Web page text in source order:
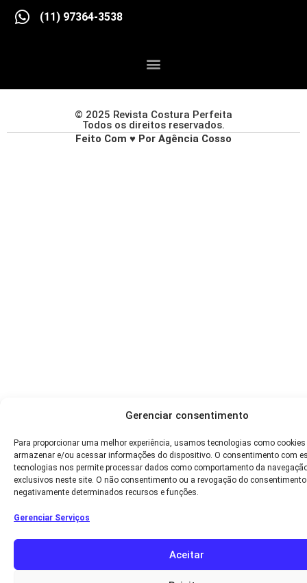
Gerenciar consentimento
Para proporcionar uma melhor experiência, usamos tecnologias como cookies
armazenar e/ou acessar informações do dispositivo. O consentimento com
tecnologias nos permite processar dados como comportamento da
exclusivos neste site. O não consentimento ou a revogação do
negativamente determinados recursos e funções.
Gerenciar Serviços
Aceitar
(11) 97364-3538
© 2025 Revista Costura Perfeita
Todos os direitos reservados.
Feito Com ♥ Por Agência Cosso